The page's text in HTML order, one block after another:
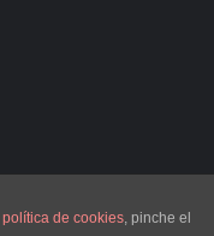
política de cookies, pinche el